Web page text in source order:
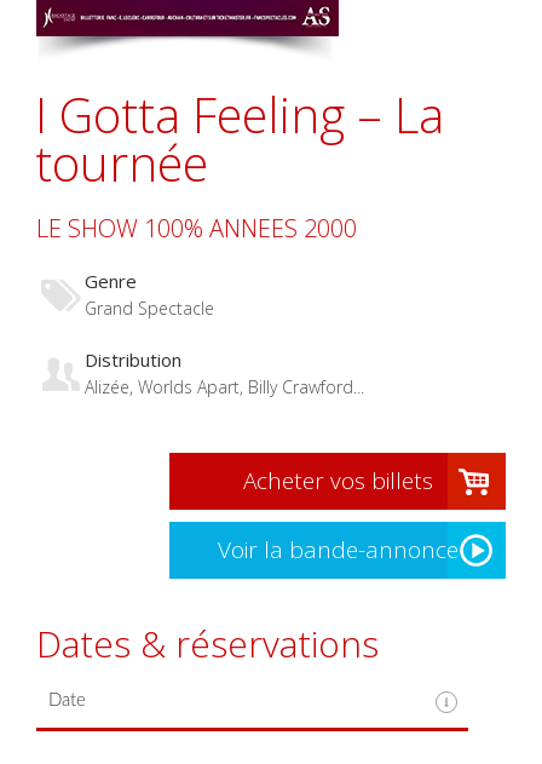
I Gotta Feeling – La
tournée
LE SHOW 100% ANNEES 2000
Genre
Grand Spectacle
Distribution
Alizée, Worlds Apart, Billy Crawford...
Acheter vos billets
Voir la bande-annonce
Dates & réservations